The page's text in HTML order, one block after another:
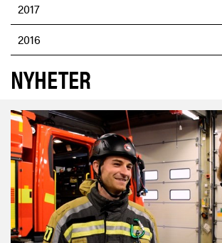
2017
2016
NYHETER